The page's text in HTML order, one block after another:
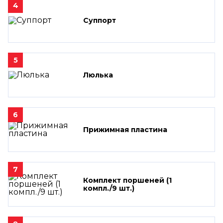
4
Суппорт
5
Люлька
6
Прижимная пластина
7
Комплект поршеней (1
компл./9 шт.)